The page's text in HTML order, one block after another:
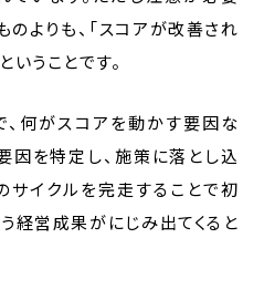
よりも、「スコアが改善され
うことです。
何がスコアを動かす要因な
因を特定し、施策に落とし込
サイクルを完走することで初
経営成果がにじみ出てくると